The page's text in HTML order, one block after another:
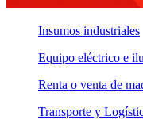
Insumos industriales
Equipo eléctrico e
Renta o venta de
Transporte y